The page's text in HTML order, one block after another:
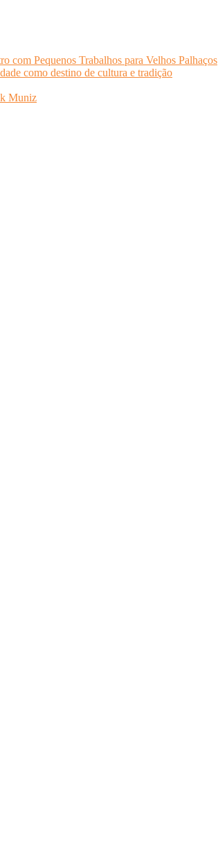
com Pequenos Trabalhos para Velhos Palhaços
como destino de cultura e tradição
Muniz